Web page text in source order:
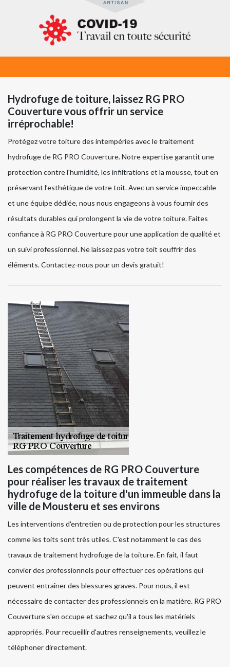
Hydrofuge de toiture, laissez RG PRO
Couverture vous offrir un service
irréprochable!
Protégez votre toiture des intempéries avec le traitement
hydrofuge de RG PRO Couverture. Notre expertise garantit une
protection contre l'humidité, les infiltrations et la mousse, tout en
préservant l’esthétique de votre toit. Avec un service impeccable
et une équipe dédiée, nous nous engageons à vous fournir des
résultats durables qui prolongent la vie de votre toiture. Faites
confiance à RG PRO Couverture pour une application de qualité et
un suivi professionnel. Ne laissez pas votre toit souffrir des
éléments. Contactez-nous pour un devis gratuit!
Les compétences de RG PRO Couverture
pour réaliser les travaux de traitement
hydrofuge de la toiture d'un immeuble dans la
ville de Mousteru et ses environs
Les interventions d'entretien ou de protection pour les structures
comme les toits sont très utiles. C'est notamment le cas des
travaux de traitement hydrofuge de la toiture. En fait, il faut
convier des professionnels pour effectuer ces opérations qui
peuvent entraîner des blessures graves. Pour nous, il est
nécessaire de contacter des professionnels en la matière. RG PRO
Couverture s'en occupe et sachez qu'il a tous les matériels
appropriés. Pour recueillir d'autres renseignements, veuillez le
téléphoner directement.